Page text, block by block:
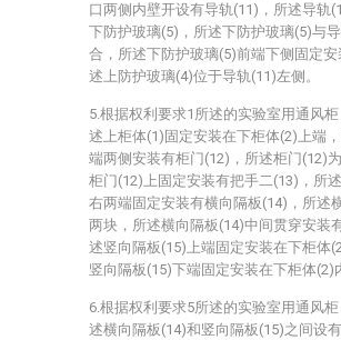
口两侧内壁开设有导轨(11)，所述导轨
下防护玻璃(5)，所述下防护玻璃(5)与
合，所述下防护玻璃(5)前端下侧固定
述上防护玻璃(4)位于导轨(11)左侧。
5.根据权利要求1所述的实验室用通风
述上柜体(1)固定安装在下柜体(2)上端
端两侧安装有柜门(12)，所述柜门(12)
柜门(12)上固定安装有把手二(13)，所
右两端固定安装有横向隔板(14)，所述
两块，所述横向隔板(14)中间贯穿安装
述竖向隔板(15)上端固定安装在下柜体
竖向隔板(15)下端固定安装在下柜体(2)
6.根据权利要求5所述的实验室用通风
述横向隔板(14)和竖向隔板(15)之间设